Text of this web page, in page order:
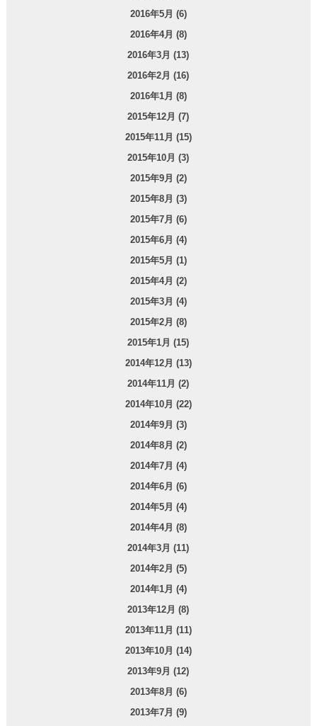
2016年5月 (6)
2016年4月 (8)
2016年3月 (13)
2016年2月 (16)
2016年1月 (8)
2015年12月 (7)
2015年11月 (15)
2015年10月 (3)
2015年9月 (2)
2015年8月 (3)
2015年7月 (6)
2015年6月 (4)
2015年5月 (1)
2015年4月 (2)
2015年3月 (4)
2015年2月 (8)
2015年1月 (15)
2014年12月 (13)
2014年11月 (2)
2014年10月 (22)
2014年9月 (3)
2014年8月 (2)
2014年7月 (4)
2014年6月 (6)
2014年5月 (4)
2014年4月 (8)
2014年3月 (11)
2014年2月 (5)
2014年1月 (4)
2013年12月 (8)
2013年11月 (11)
2013年10月 (14)
2013年9月 (12)
2013年8月 (6)
2013年7月 (9)